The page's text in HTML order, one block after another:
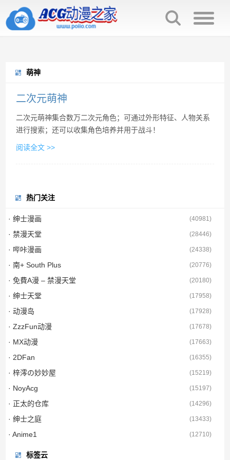
萌神
二次元萌神
二次元萌神集合数万二次元角色；可通过外形特征、人物关系
进行搜索；还可以收集角色培养并用于战斗！
阅读全文 >>
热门关注
· 绅士漫画 (40981)
· 禁漫天堂 (28446)
· 哔咔漫画 (24338)
· 南+ South Plus (20776)
· 免費A漫 – 禁漫天堂 (20180)
· 绅士天堂 (17958)
· 动漫岛 (17928)
· ZzzFun动漫 (17678)
· MX动漫 (17663)
· 2DFan (16355)
· 梓澪の妙妙屋 (15219)
· NoyAcg (15197)
· 正太的仓库 (14296)
· 绅士之庭 (13433)
· Anime1 (12710)
标签云